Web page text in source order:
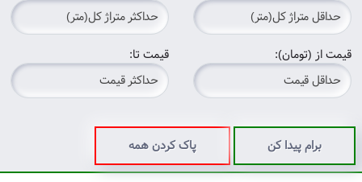
قیمت از (تومان): قیمت تا:
برام پیدا کن پاک کردن همه